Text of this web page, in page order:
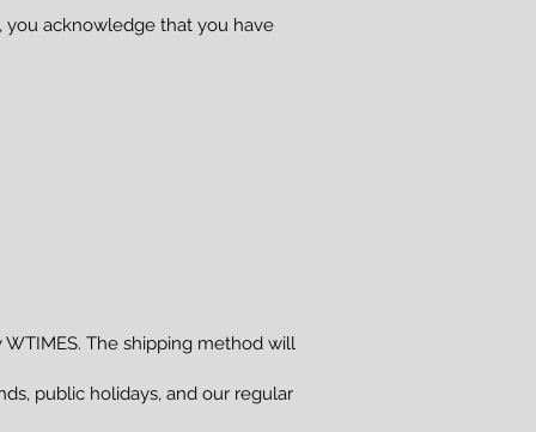
you acknowledge that you have
WTIMES. The shipping method will
public holidays, and our regular